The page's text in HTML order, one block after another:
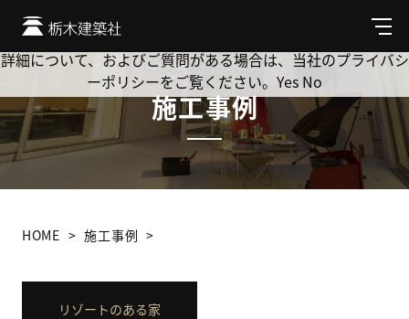
メ
ニ
ュ
施工事例
HOME 施工事例
リゾートのある家
Cookie を使用して、お客様の活動を追跡してもよろしいです
か? 当社ではお客様のプライバシーを極めて重視しています。
詳細について、およびご質問がある場合は、当社のプライバシ
ーポリシーをご覧ください。 Yes No